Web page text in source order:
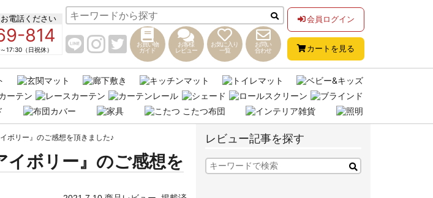
電話ください
814
17:30（日祝休）
お買い物
ガイド
お客様
レビュー
お気に入り
一覧
お問い
合わせ
会員ログイン
カートを見る
ボリー』のご感想を頂きました♪
イボリー』のご感想を
レビュー記事を探す